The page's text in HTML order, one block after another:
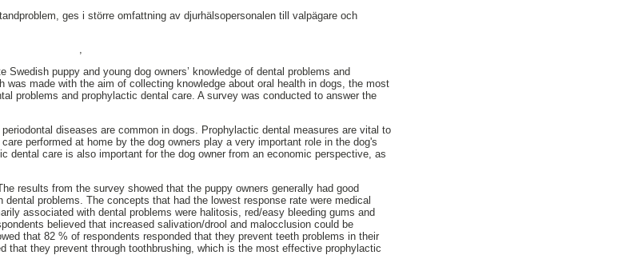
ges i större omfattning av djurhälsopersonalen till valpägare och
,
puppy and young dog owners’ knowledge of dental problems and
was made with the aim of collecting knowledge about oral health in dogs, the most
problems and prophylactic dental care. A survey was conducted to answer the
diseases are common in dogs. Prophylactic dental measures are vital to
performed at home by the dog owners play a very important role in the dog's
dental care is also important for the dog owner from an economic perspective, as
results from the survey showed that the puppy owners generally had good
problems. The concepts that had the lowest response rate were medical
associated with dental problems were halitosis, red/easy bleeding gums and
believed that increased salivation/drool and malocclusion could be
that 82 % of respondents responded that they prevent teeth problems in their
that they prevent through toothbrushing, which is the most effective prophylactic